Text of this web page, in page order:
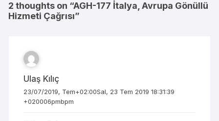
2 thoughts on “AGH-177 İtalya, Avrupa Gönüllü
Hizmeti Çağrısı”
Ulaş Kılıç
23/07/2019, Tem+02:00Sal, 23 Tem 2019 18:31:39
+020006pmbpm